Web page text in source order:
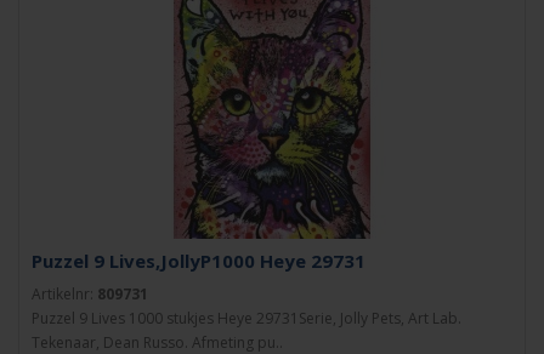
Puzzel 9 Lives,JollyP1000 Heye 29731
Artikelnr: 809731
Puzzel 9 Lives 1000 stukjes Heye 29731Serie, Jolly Pets, Art Lab.
Tekenaar, Dean Russo. Afmeting pu..